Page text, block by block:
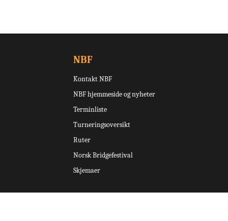
NBF
Kontakt NBF
NBF hjemmeside og nyheter
Terminliste
Turneringsoversikt
Ruter
Norsk Bridgefestival
Skjemaer